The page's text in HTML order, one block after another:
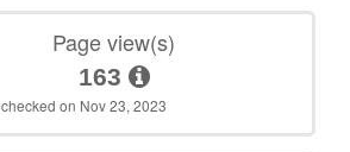
Page view(s)
163
checked on Nov 23, 2023